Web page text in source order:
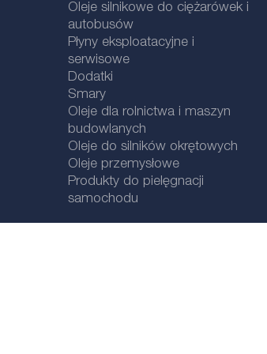
Oleje silnikowe do ciężarówek i
autobusów
Płyny eksploatacyjne i
serwisowe
Dodatki
Smary
Oleje dla rolnictwa i maszyn
budowlanych
Oleje do silników okrętowych
Oleje przemysłowe
Produkty do pielęgnacji
samochodu